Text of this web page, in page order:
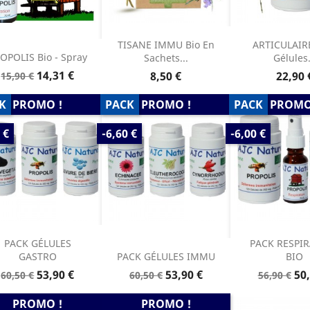
Bio - Spray
Prix
base
15,90 € Prix
14,31 €
TISANE IMMU Bio En
Sachets...
Prix
8,50 € Prix
22,90
PACK GÉLULES
GASTRO
Prix
base
60,50 €Prix
53,90 €
PROMO !
PACK GÉLULES IMMU
Prix
base
60,50 € Prix
53,90 €
PROMO !
PRIX
DE
BASE
-6,60 €
PACK
PACK
BIO
Prix
56,90 €
PRIX
DE
BASE
-6,00 €
PACK
PROMO !
PROMO !